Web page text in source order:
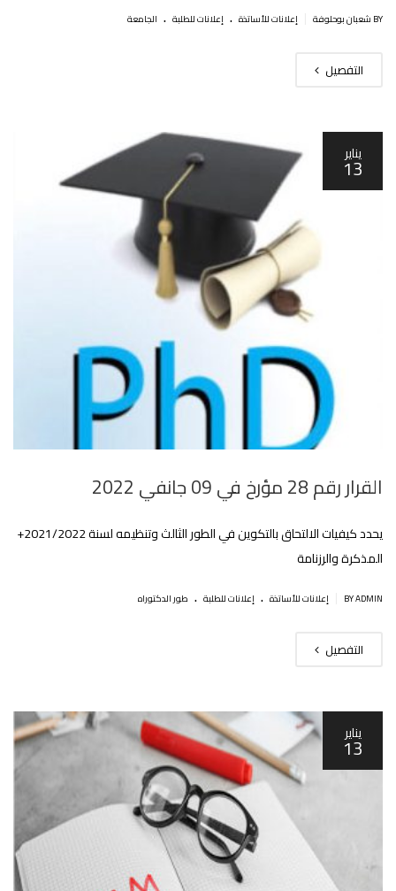
BY شعبان بوحلوفة إعلانات للأساتذة . إعلانات للطلبة . الجامعة
التفصيل
يناير
13
القرار رقم 28 مؤرخ في 09 جانفي 2022
يحدد كيفيات الالتحاق بالتكوين في الطور الثالث وتنظيمه لسنة 2021/2022+
المذكرة والرزنامة‎‎
BY ADMIN إعلانات للأساتذة . إعلانات للطلبة . طور الدكتوراه
التفصيل
يناير
13